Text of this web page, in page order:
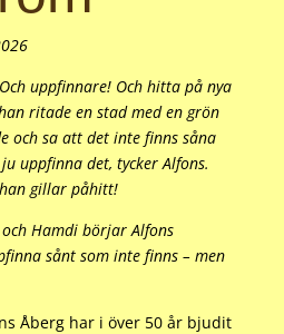
uppfinnare! Och hitta på nya
ritade en stad med en grön
och sa att det inte finns såna
uppfinna det, tycker Alfons.
gillar påhitt!
Hamdi börjar Alfons
sånt som inte finns – men
Åberg har i över 50 år bjudit